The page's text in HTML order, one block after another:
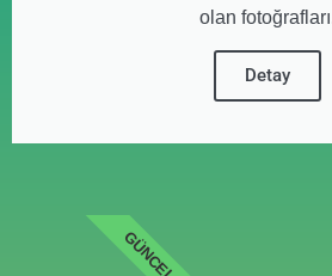
olan
Detay
GÜNCEL